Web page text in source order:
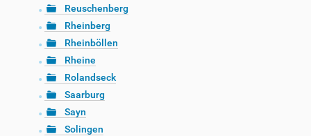
Reuschenberg
Rheinberg
Rheinböllen
Rheine
Rolandseck
Saarburg
Sayn
Solingen